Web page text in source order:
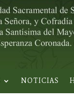
NOTICIAS